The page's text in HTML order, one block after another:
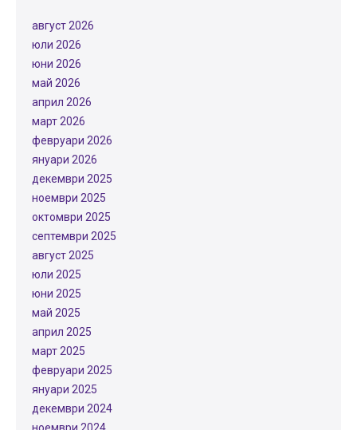
август 2026
юли 2026
юни 2026
май 2026
април 2026
март 2026
февруари 2026
януари 2026
декември 2025
ноември 2025
октомври 2025
септември 2025
август 2025
юли 2025
юни 2025
май 2025
април 2025
март 2025
февруари 2025
януари 2025
декември 2024